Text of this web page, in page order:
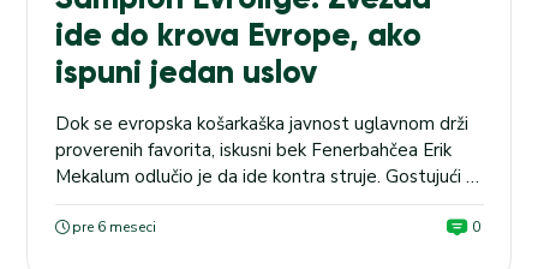
ide do krova Evrope, ako
ispuni jedan uslov
Dok se evropska košarkaška javnost uglavnom drži
proverenih favorita, iskusni bek Fenerbahčea Erik
Mekalum odlučio je da ide kontra struje. Gostujući u
podkastu „Basket News“, Amerikanac je rangirao
deset najboljih ekipa Evrolige, a Crvena zvezda je u
pre 6 meseci 0